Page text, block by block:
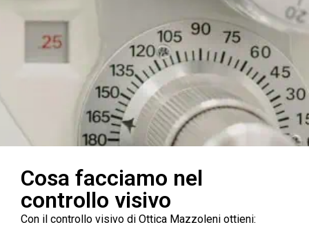
Cosa facciamo nel
controllo visivo
Con il controllo visivo di Ottica Mazzoleni ottieni: